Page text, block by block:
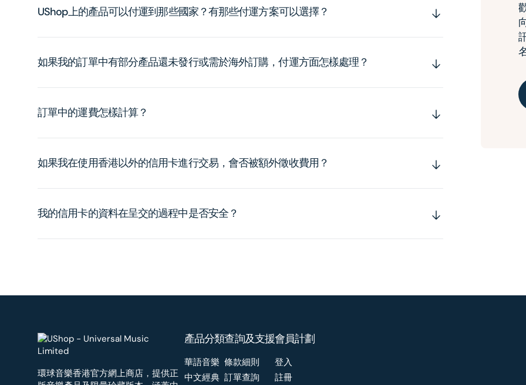
UShop上的產品可以付運到那些國家？有那些付運方案可以選擇？
如果我的訂單中有部分產品還未發行或需於海外訂購，付運方面怎樣處理？
訂單中的運費怎樣計算？
如果我在使用香港以外的信用卡進行交易，會否被額外徵收費用？
我的信用卡的資料在呈交的過程中是否安全？
環球音樂香港官方網上商店，提供正
產品分類
華語音樂
中文經典
查詢及支援
條款細則
訂單查詢
會員計劃
登入
註冊